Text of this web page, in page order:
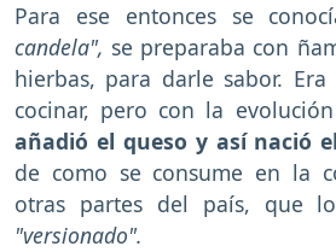
Para ese entonces se
candela", se preparaba con
hierbas, para darle sabor.
cocinar, pero con la
añadió el queso y así nació
de como se consume en la
otras partes del país, que
"versionado".